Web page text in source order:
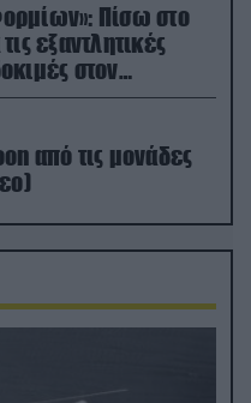
Πίσω στο
εξαντλητικές
από τις μονάδες